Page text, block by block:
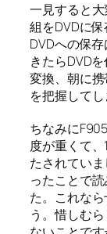
一見すると
組をDVDに
DVDへの保
きたらDVD
変換、朝に
を把握してし
ちなみに
度が重くて
たされてい
ったことで
た。これな
う。惜しむ